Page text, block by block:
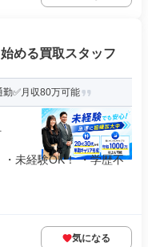
める買取スタッフ
勤✅月収80万可能
未経験OK！ ・学歴不
気になる